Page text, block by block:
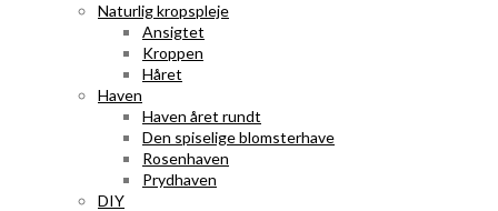
Naturlig kropspleje
Ansigtet
Kroppen
Håret
Haven
Haven året rundt
Den spiselige blomsterhave
Rosenhaven
Prydhaven
DIY